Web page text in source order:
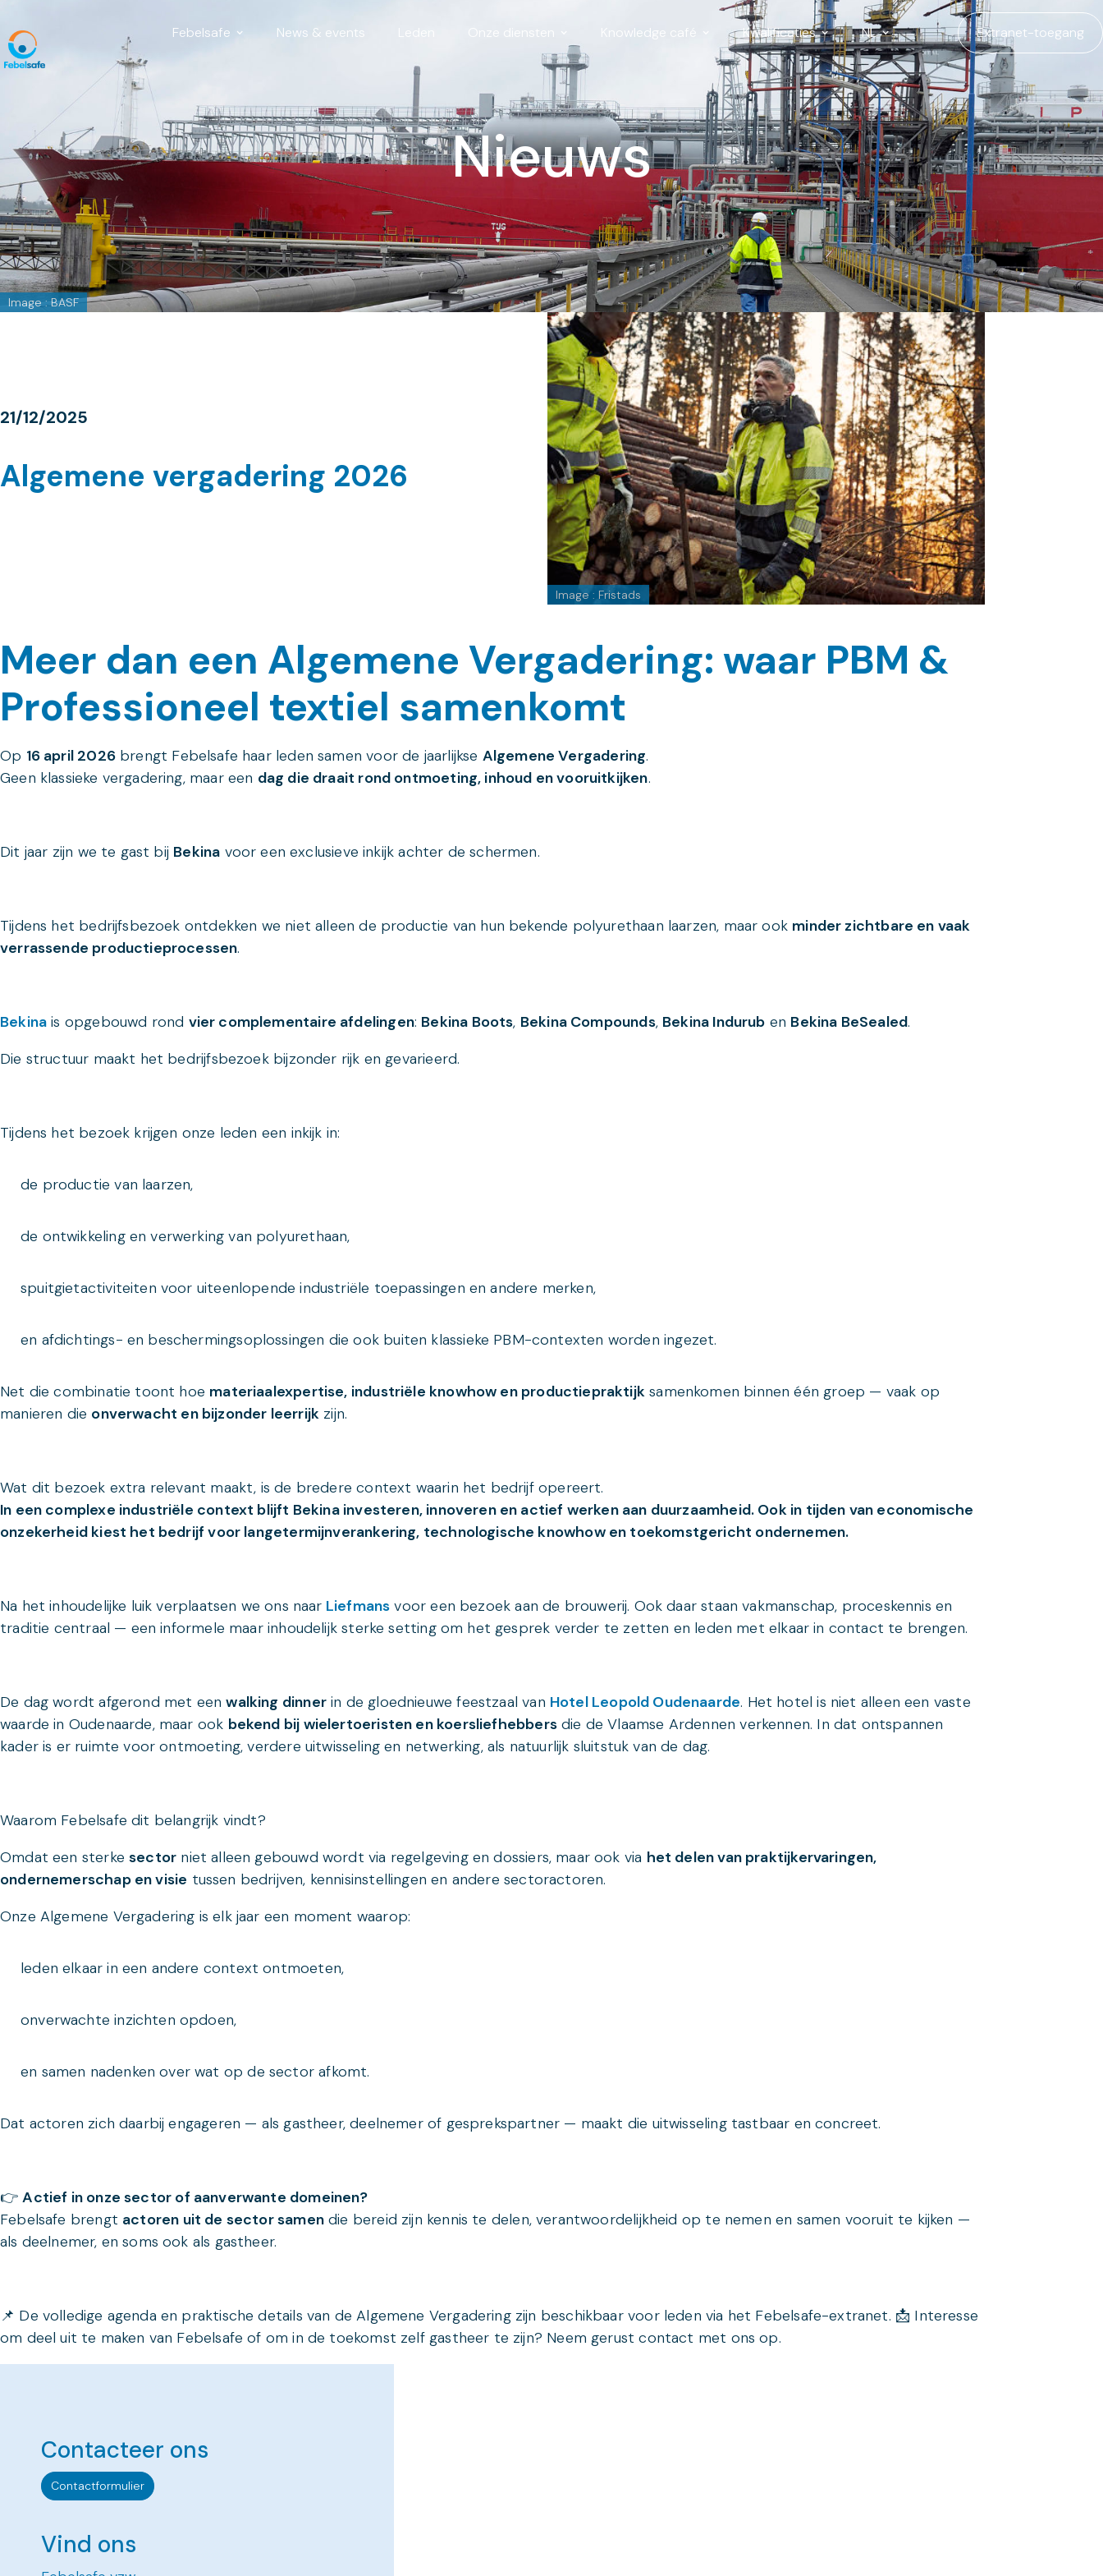
Febelsafe News & events Leden Onze diensten Knowledge café Kwalificaties NL Extranet-toegang
Nieuws
Image : BASF
21/12/2025
Algemene vergadering 2026
Image : Fristads
Meer dan een Algemene Vergadering: waar PBM &
Professioneel textiel samenkomt
Op 16 april 2026brengt Febelsafe haar leden samen voor de jaarlijkse Algemene Vergadering.
Geen klassieke vergadering, maar een dag die draait rond ontmoeting, inhoud en vooruitkijken.
Dit jaar zijn we te gast bij Bekina voor een exclusieve inkijk achter de schermen.
Tijdens het bedrijfsbezoek ontdekken we niet alleen de productie van hun bekende polyurethaan laarzen, maar ook minder zichtbare en vaak
verrassende productieprocessen.
Bekina is opgebouwd rond vier complementaire afdelingen: Bekina Boots, Bekina Compounds, Bekina Indurub en Bekina BeSealed.
Die structuur maakt het bedrijfsbezoek bijzonder rijk en gevarieerd.
Tijdens het bezoek krijgen onze leden een inkijk in:
de productie van laarzen,
de ontwikkeling en verwerking van polyurethaan,
spuitgietactiviteiten voor uiteenlopende industriële toepassingen en andere merken,
en afdichtings- en beschermingsoplossingen die ook buiten klassieke PBM-contexten worden ingezet.
Net die combinatie toont hoe materiaalexpertise, industriële knowhow en productiepraktijk samenkomen binnen één groep — vaak op
manieren die onverwacht en bijzonder leerrijk zijn.
Wat dit bezoek extra relevant maakt, is de bredere context waarin het bedrijf opereert.
In een complexe industriële context blijft Bekina investeren, innoveren en actief werken aan duurzaamheid. Ook in tijden van economische
onzekerheid kiest het bedrijf voor langetermijnverankering, technologische knowhow en toekomstgericht ondernemen.
Na het inhoudelijke luik verplaatsen we ons naar Liefmans voor een bezoek aan de brouwerij. Ook daar staan vakmanschap, proceskennis en
traditie centraal — een informele maar inhoudelijk sterke setting om het gesprek verder te zetten en leden met elkaar in contact te brengen.
De dag wordt afgerond met eenwalking dinnerin de gloednieuwe feestzaal van Hotel Leopold Oudenaarde. Het hotel is niet alleen een vaste
waarde in Oudenaarde, maar ook bekend bij wielertoeristen en koersliefhebbersdie de Vlaamse Ardennen verkennen. In dat ontspannen
kader is er ruimte voor ontmoeting, verdere uitwisseling en netwerking, als natuurlijk sluitstuk van de dag.
Waarom Febelsafe dit belangrijk vindt?
Omdat een sterkesector niet alleen gebouwd wordt via regelgeving en dossiers, maar ook via het delen van praktijkervaringen,
ondernemerschap en visie tussen bedrijven, kennisinstellingen en andere sectoractoren.
Onze Algemene Vergadering is elk jaar een moment waarop:
leden elkaar in een andere context ontmoeten,
onverwachte inzichten opdoen,
en samen nadenken over wat op de sector afkomt.
Dat actoren zich daarbij engageren — als gastheer, deelnemer of gesprekspartner — maakt die uitwisseling tastbaar en concreet.
👉Actief in onze sector of aanverwante domeinen?
Febelsafe brengt actoren uit de sector samendie bereid zijn kennis te delen, verantwoordelijkheid op te nemen en samen vooruit te kijken —
als deelnemer, en soms ook als gastheer.
📌 De volledige agenda en praktische details van de Algemene Vergadering zijn beschikbaar voor leden via het Febelsafe-extranet. 📩 Interesse
om deel uit te maken van Febelsafe of om in de toekomst zelf gastheer te zijn? Neem gerust contact met ons op.
Contacteer ons
Contactformulier
Vind ons